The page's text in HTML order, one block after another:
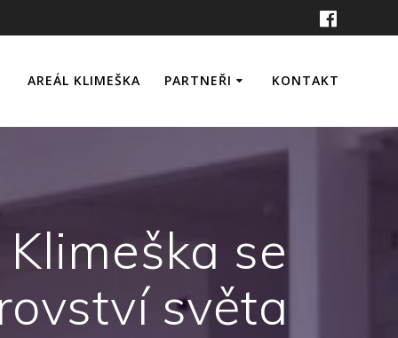
AREÁL KLIMEŠKA PARTNEŘI KONTAKT
se
světa